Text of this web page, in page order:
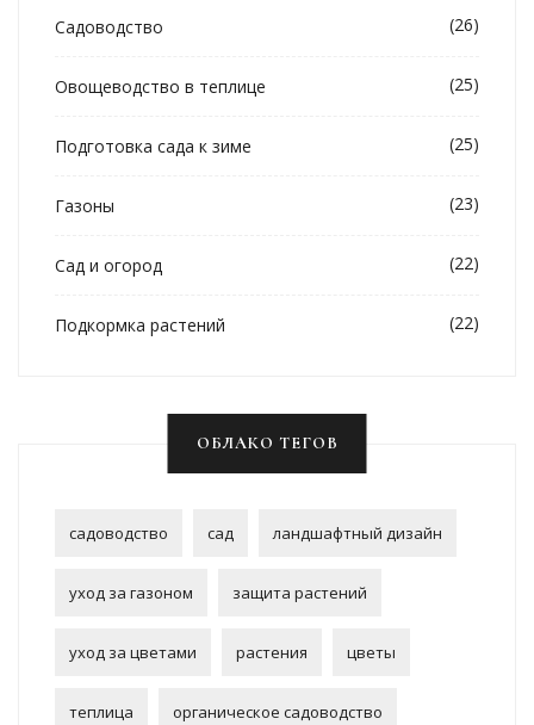
Садоводство (26)
Овощеводство в теплице (25)
Подготовка сада к зиме (25)
Газоны (23)
Сад и огород (22)
Подкормка растений (22)
ОБЛАКО ТЕГОВ
садоводство сад ландшафтный дизайн
уход за газоном защита растений
уход за цветами растения цветы
теплица органическое садоводство